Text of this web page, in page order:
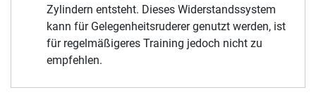
Zylindern entsteht. Dieses Widerstandssystem
kann für Gelegenheitsruderer genutzt werden, ist
für regelmäßigeres Training jedoch nicht zu
empfehlen.